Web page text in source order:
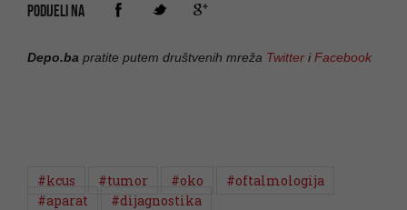
PODIJELI NA
Depo.ba pratite putem društvenih mreža Twitter iFacebook
#kcus #tumor #oko
#oftalmologija
#aparat
#dijagnostika